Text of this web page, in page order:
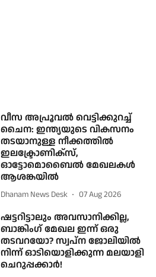
വീസ അപ്രൂവൽ വെട്ടിക്കുറച്ച്
ചൈന: ഇന്ത്യയുടെ വികസനം
തടയാനുള്ള നീക്കത്തിൽ
ഇലക്ട്രോണിക്സ്,
ഓട്ടോമൊബൈൽ മേഖലകൾ
ആശങ്കയിൽ
Dhanam News Desk 07 Aug 2026
ഷട്ടറിട്ടാലും അവസാനിക്കില്ല,
ബാങ്കിംഗ് മേഖല ഇന്ന് ഒരു
തടവറയോ? സ്വപ്ന ജോലിയില്‍
നിന്ന് ഓടിയൊളിക്കുന്ന മലയാളി
ചെറുപ്പക്കാര്‍!